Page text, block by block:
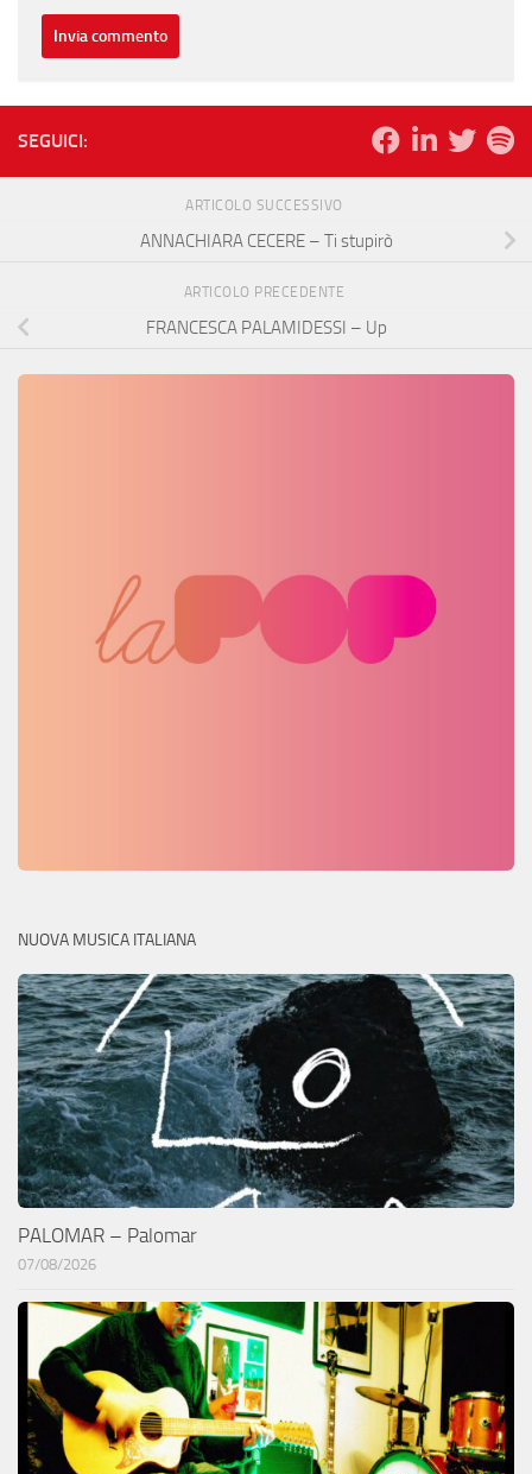
SEGUICI:
ARTICOLO SUCCESSIVO
ANNACHIARA CECERE – Ti stupirò
ARTICOLO PRECEDENTE
FRANCESCA PALAMIDESSI – Up
NUOVA MUSICA ITALIANA
PALOMAR – Palomar
07/08/2026